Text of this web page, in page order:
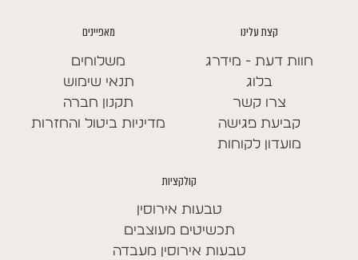
קצת עלינו
חוות דעת - מידרג
בלוג
צרו קשר
קביעת פגישה
מועדון לקוחות
מאפיינים
משלוחים
תנאי שימוש
תקנון חברה
מדיניות ביטול והחזרות
קולקציות
טבעות אירוסין
תכשיטים מעוצבים
טבעות אירוסין מעבדה